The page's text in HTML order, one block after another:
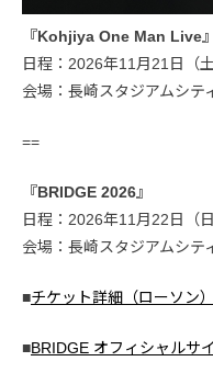
『Kohjiya One Man Live』
日程：2026年11月21日（土
会場：長崎スタジアムシテ
==
『BRIDGE 2026』
日程：2026年11月22日（日
会場：長崎スタジアムシテ
■チケット詳細（ローソン）
■BRIDGE オフィシャルサ